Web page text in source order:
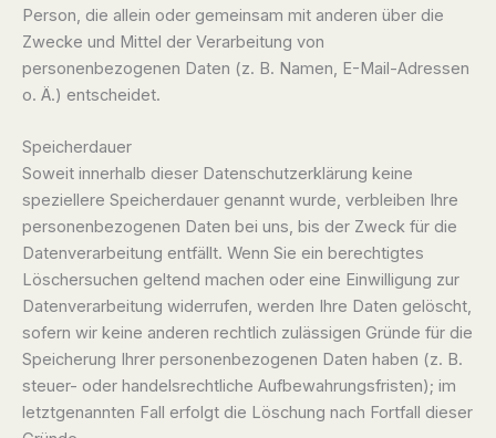
Person, die allein oder gemeinsam mit anderen über die
Zwecke und Mittel der Verarbeitung von
personenbezogenen Daten (z. B. Namen, E-Mail-Adressen
o. Ä.) entscheidet.
Speicherdauer
Soweit innerhalb dieser Datenschutzerklärung keine
speziellere Speicherdauer genannt wurde, verbleiben Ihre
personenbezogenen Daten bei uns, bis der Zweck für die
Datenverarbeitung entfällt. Wenn Sie ein berechtigtes
Löschersuchen geltend machen oder eine Einwilligung zur
Datenverarbeitung widerrufen, werden Ihre Daten gelöscht,
sofern wir keine anderen rechtlich zulässigen Gründe für die
Speicherung Ihrer personenbezogenen Daten haben (z. B.
steuer- oder handelsrechtliche Aufbewahrungsfristen); im
letztgenannten Fall erfolgt die Löschung nach Fortfall dieser